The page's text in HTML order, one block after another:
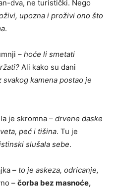
dva, ne turistički. Nego
upozna i proživi ono što
.
– hoće li smetati
Ali kako su dani
kamena postao je
je skromna – drvene daske
peć i tišina. Tu je
slušala sebe.
– to je askeza, odricanje,
– čorba bez masnoće,